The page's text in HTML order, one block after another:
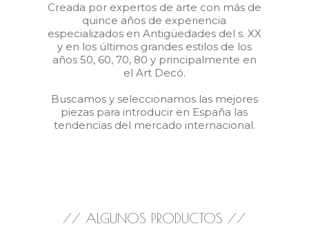
Creada por expertos de arte con más de
quince años de experiencia
especializados en Antigüedades del s. XX
y en los últimos grandes estilos de los
años 50, 60, 70, 80 y principalmente en
el Art Decó.
Buscamos y seleccionamos las mejores
piezas para introducir en España las
tendencias del mercado internacional.
// ALGUNOS PRODUCTOS //